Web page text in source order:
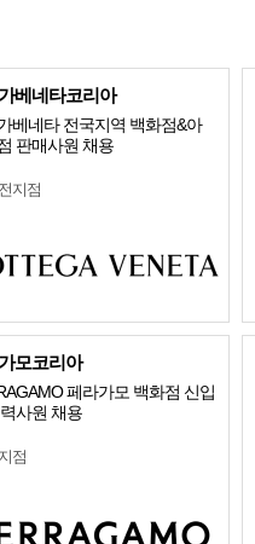
베네타코리아
베네타 전국지역 백화점&아
판매사원 채용
지점
모코리아
페라가모 백화점 신입
사원 채용
점